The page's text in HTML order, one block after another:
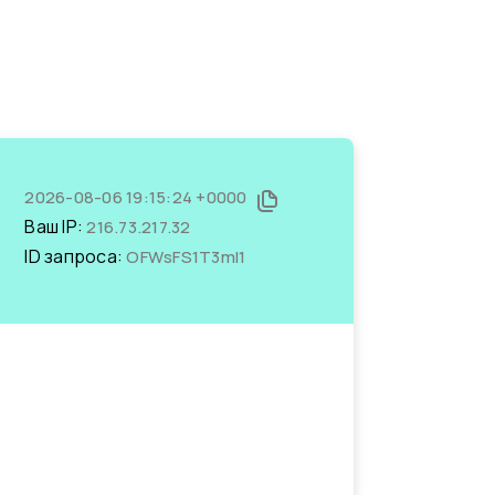
2026-08-06 19:15:24 +0000
Ваш IP:216.73.217.32
ID запроса:OFWsFS1T3mI1